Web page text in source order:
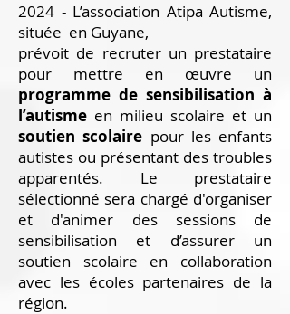
2024 - L’association Atipa Autisme,
située en Guyane,
prévoit de recruter un prestataire
pour mettre en œuvre un
programme de sensibilisation à
l’autisme en milieu scolaire et un
soutien scolaire pour les enfants
autistes ou présentant des troubles
apparentés. Le prestataire
sélectionné sera chargé d'organiser
et d'animer des sessions de
sensibilisation et d’assurer un
soutien scolaire en collaboration
avec les écoles partenaires de la
région.